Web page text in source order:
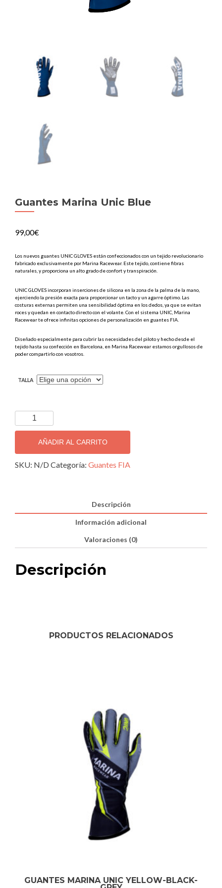
Guantes Marina Unic Blue
99,00€
Los nuevos guantes UNIC GLOVES están confeccionados con un tejido revolucionario
fabricado exclusivamente por Marina Racewear. Este tejido, contiene fibras
naturales, y proporciona un alto grado de confort y transpiración.
UNIC GLOVES incorporan inserciones de silicona en la zona de la palma de la mano,
ejerciendo la presión exacta para proporcionar un tacto y un agarre óptimo. Las
costuras externas permiten una sensibilidad óptima en los dedos, ya que se evitan
roces y quedan en contacto directo con el volante. Con el sistema UNIC, Marina
Racewear te ofrece infinitas opciones de personalización en guantes FIA.
Diseñado especialmente para cubrir las necesidades del piloto y hecho desde el
tejido hasta su confección en Barcelona, en Marina Racewear estamos orgullosos de
poder compartirlo con vosotros.
TALLA
Guantes
Marina
Blue
cantidad
AÑADIR AL CARRITO
SKU: N/D Categoría: Guantes FIA
Descripción
Información adicional
Valoraciones (0)
Descripción
PRODUCTOS RELACIONADOS
GUANTES MARINA UNIC YELLOW-BLACK-